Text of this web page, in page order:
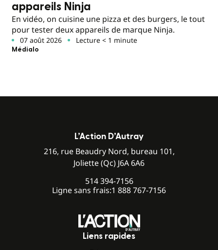
appareils Ninja
En vidéo, on cuisine une pizza et des burgers, le tout
pour tester deux appareils de marque Ninja.
07 août 2026 Lecture < 1 minute
Médialo
L’Action D’Autray
216, rue Beaudry Nord, bureau 101,
Joliette (Qc) J6A 6A6
514 394-7156
Ligne sans frais:1 888 767-7156
Liens rapides